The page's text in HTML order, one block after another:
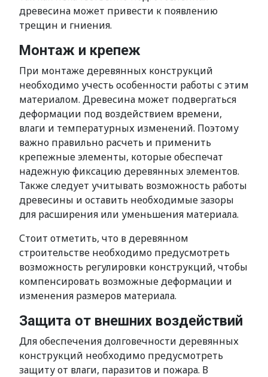
древесина может привести к появлению
трещин и гниения.
Монтаж и крепеж
При монтаже деревянных конструкций
необходимо учесть особенности работы с этим
материалом. Древесина может подвергаться
деформации под воздействием времени,
влаги и температурных изменений. Поэтому
важно правильно расчеть и применить
крепежные элементы, которые обеспечат
надежную фиксацию деревянных элементов.
Также следует учитывать возможность работы
древесины и оставить необходимые зазоры
для расширения или уменьшения материала.
Стоит отметить, что в деревянном
строительстве необходимо предусмотреть
возможность регулировки конструкций, чтобы
компенсировать возможные деформации и
изменения размеров материала.
Защита от внешних воздействий
Для обеспечения долговечности деревянных
конструкций необходимо предусмотреть
защиту от влаги, паразитов и пожара. В